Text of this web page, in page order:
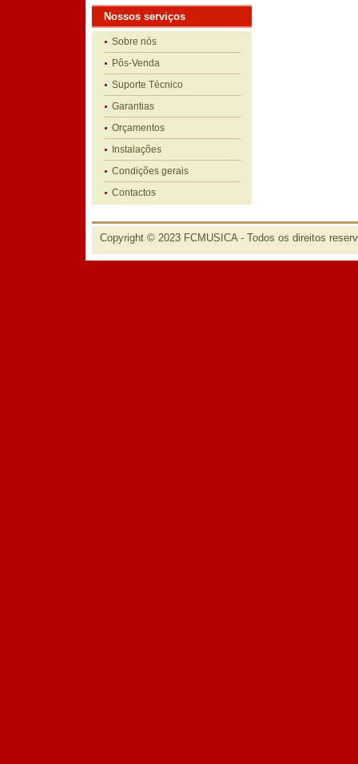
Nossos serviços
Sobre nós
Pôs-Venda
Suporte Técnico
Garantias
Orçamentos
Instalações
Condições gerais
Contactos
Copyright © 2023 FCMUSICA - Todos os direitos